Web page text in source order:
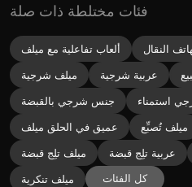
فئات مختلطة ذات صلة
ألعاب تفاعلية مع ميلف النقال
ميلف شرجية
عربية شرجية
جنس شرجي بالقبضة
استمناء
عميق في الحلق ميلف
ميلف تُصبِّع
ميلف تلِج قبضة
عربية تلِج قبضة
ميلف تنكرية
كل الفئات